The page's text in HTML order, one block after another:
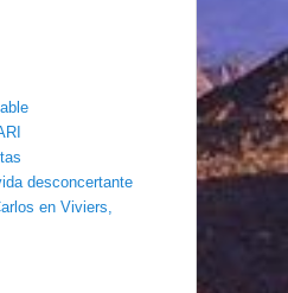
desconcertante
en Viviers,